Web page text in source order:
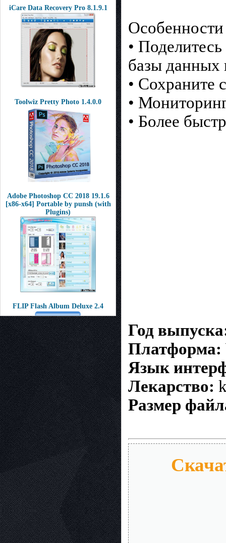
iCare Data Recovery Pro 8.1.9.1
Toolwiz Pretty Photo 1.4.0.0
Adobe Photoshop CC 2018 19.1.6
[x86-x64] Portable by punsh (with
Plugins)
FLIP Flash Album Deluxe 2.4
•
базы данных
• Сохраните
•
• Более
Год
Платформа:
Язык
Лекарство:
Размер